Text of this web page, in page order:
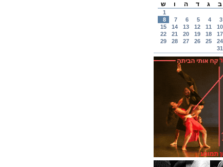
ב ג ד ה ו ש
1
3
4
5
6
7
8
10
11
12
13
14
15
17
18
19
20
21
22
24
25
26
27
28
29
31